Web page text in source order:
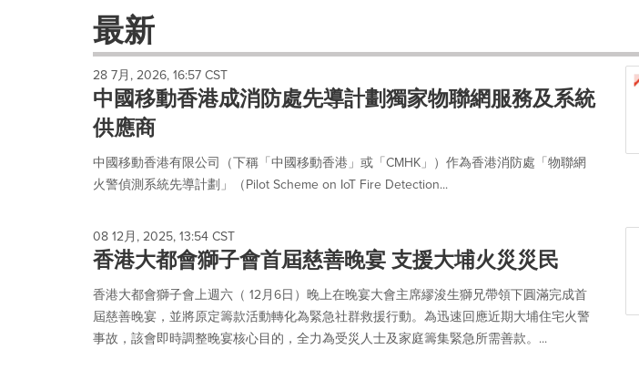
with
these
dropdown
cause
content
on
this
page
to
change.
listings
will
update
as
each
option
is
最新
28 7月, 2026, 16:57 CST
中國移動香港成消防處先導計劃獨家物聯網服務及系統
供應商
中國移動香港有限公司（下稱「中國移動香港」或「CMHK」）作為香港消防處「物聯網
火警偵測系統先導計劃」（Pilot Scheme on IoT Fire Detection...
08 12月, 2025, 13:54 CST
香港大都會獅子會首屆慈善晚宴 支援大埔火災災民
香港大都會獅子會上週六（ 12月6日）晚上在晚宴大會主席繆浚生獅兄帶領下圓滿完成首
屆慈善晚宴，並將原定籌款活動轉化為緊急社群救援行動。為迅速回應近期大埔住宅火警
事故，該會即時調整晚宴核心目的，全力為受災人士及家庭籌集緊急所需善款。...